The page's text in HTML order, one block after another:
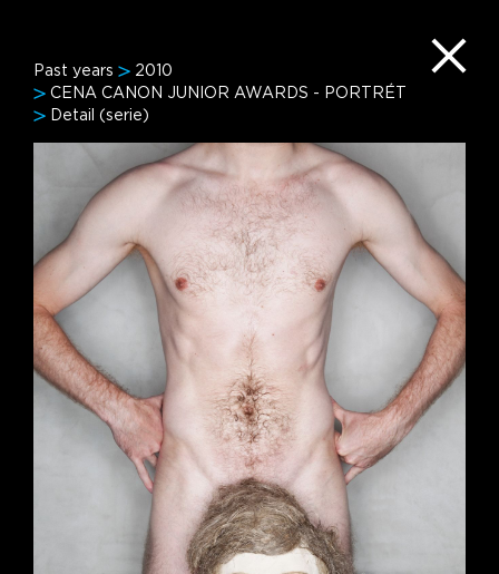
Past years
2010
CENA CANON JUNIOR AWARDS - PORTRÉT
Detail (serie)